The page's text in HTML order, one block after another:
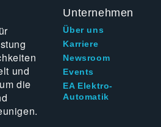
und
die
Unternehmen
Über uns
Karriere
Newsroom
Events
EA Elektro-
Automatik